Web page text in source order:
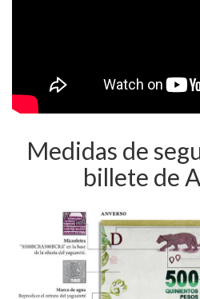
Medidas de
billete de